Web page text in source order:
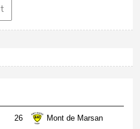
26 Mont de Marsan